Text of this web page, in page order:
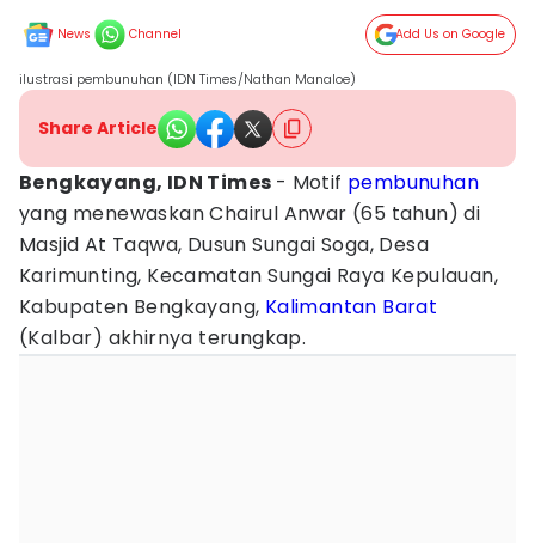
News Channel Add Us on Google
ilustrasi pembunuhan (IDN Times/Nathan Manaloe)
Share Article
Bengkayang, IDN Times - Motif pembunuhan
yang menewaskan Chairul Anwar (65 tahun) di
Masjid At Taqwa, Dusun Sungai Soga, Desa
Karimunting, Kecamatan Sungai Raya Kepulauan,
Kabupaten Bengkayang, Kalimantan Barat
(Kalbar) akhirnya terungkap.